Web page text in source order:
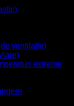
ventilație)
extreme